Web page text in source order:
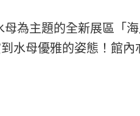
母為主題的全新展區「
水母優雅的姿態！館